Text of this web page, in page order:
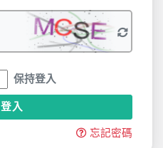
保持登入
登入
忘記密碼